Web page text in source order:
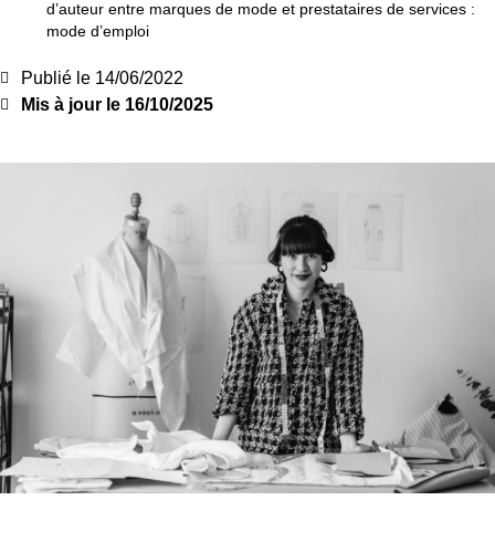
d’auteur entre marques de mode et prestataires de services :
mode d’emploi
Publié le 14/06/2022
Mis à jour le 16/10/2025